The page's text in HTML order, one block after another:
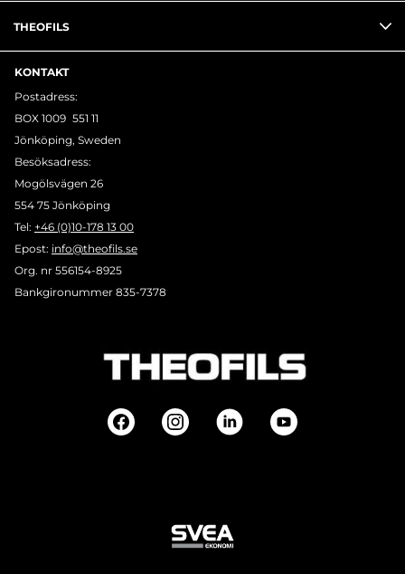
THEOFILS
KONTAKT
Postadress:
BOX 1009 551 11
Jönköping, Sweden
Besöksadress:
Mogölsvägen 26
554 75 Jönköping
Tel: +46 (0)10-178 13 00
Epost: info@theofils.se
Org. nr 556154-8925
Bankgironummer 835-7378